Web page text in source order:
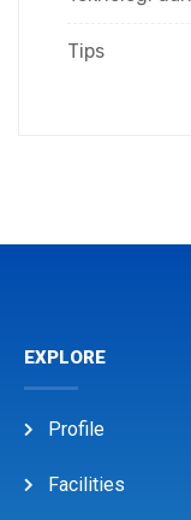
Tips
EXPLORE
Profile
Facilities